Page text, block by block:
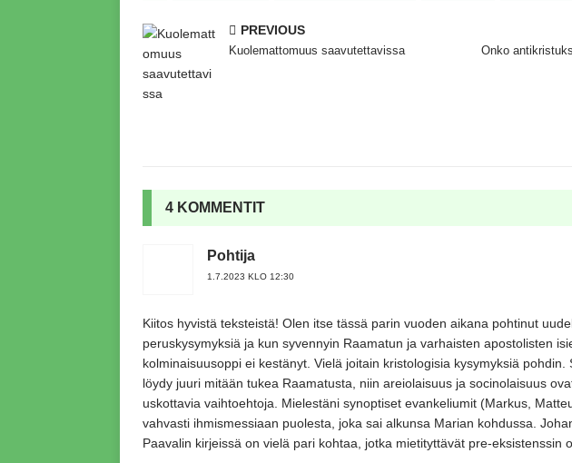
PREVIOUS
Kuolemattomuus saavutettavissa
Onko
4 KOMMENTIT
Pohtija
1.7.2023 KLO 12:30
Kiitos hyvistä teksteistä! Olen itse tässä parin vuoden aikana pohtinut
peruskysymyksiä ja kun syvennyin Raamatun ja varhaisten apostolisten
kolminaisuusoppi ei kestänyt. Vielä joitain kristologisia kysymyksiä
löydy juuri mitään tukea Raamatusta, niin areiolaisuus ja socinolaisuus
uskottavia vaihtoehtoja. Mielestäni synoptiset evankeliumit (Markus,
vahvasti ihmismessiaan puolesta, joka sai alkunsa Marian kohdussa.
Paavalin kirjeissä on vielä pari kohtaa, jotka mietityttävät pre-eksistenssin